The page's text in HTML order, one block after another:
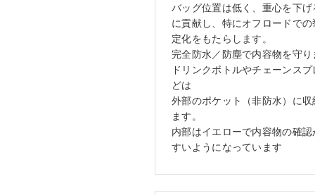
バッグ位置は低く、重心を下げ
に貢献し、特にオフロードでの
定化をもたらします。
完全防水／防塵で内容物を守り
ドリンクボトルやチェーンス
どは
外部のポケット（非防水）に収
ます。
内部はイエローで内容物の確認
すいようになっています